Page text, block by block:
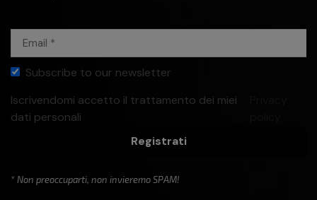
Subscribe to our newsletter
Iscrivendomi accetto il trattamento dei miei
dati personali
Registrati
* Non preoccuparti, non invieremo SPAM!